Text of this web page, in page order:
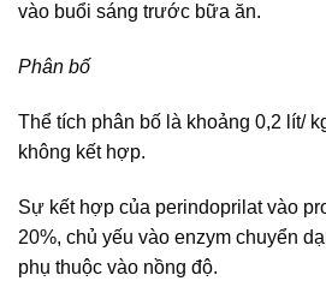
vào buổi sáng trước bữa ăn.
Phân bố
Thể tích phân bố là khoảng 0,2 lít/
không kết hợp.
Sự kết hợp của perindoprilat vào
20%, chủ yếu vào enzym chuyển
phụ thuộc vào nồng độ.